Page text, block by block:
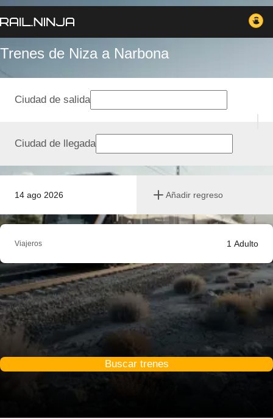
Trenes de Niza a Narbona
14 ago 2026 Añadir regreso
Ciudad de salida
Ciudad de llegada
Viajeros 1 Adulto
Buscar trenes